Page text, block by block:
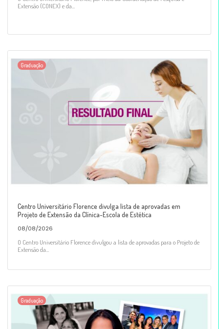
Extensão (CONEX) e da...
Graduação
Centro Universitário Florence divulga lista de aprovadas em
Projeto de Extensão da Clínica-Escola de Estética
08/08/2026
O Centro Universitário Florence divulgou a lista de aprovadas para o Projeto de
Extensão da...
Graduação